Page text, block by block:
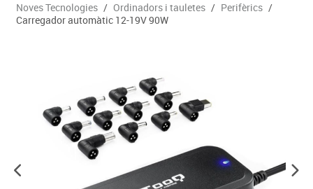
Noves Tecnologies / Ordinadors i tauletes / Perifèrics /
Carregador automàtic 12-19V 90W